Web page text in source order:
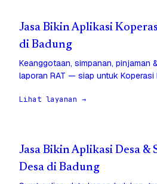
Jasa Bikin Aplikasi
di Badung
Keanggotaan, simpanan, pinjaman
laporan RAT — siap untuk Koperasi
Lihat layanan →
Jasa Bikin Aplikasi Desa &
Desa di Badung